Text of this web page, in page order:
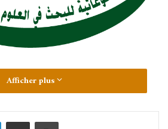
Afficher plus
Linkedin Partager par email Imprimer